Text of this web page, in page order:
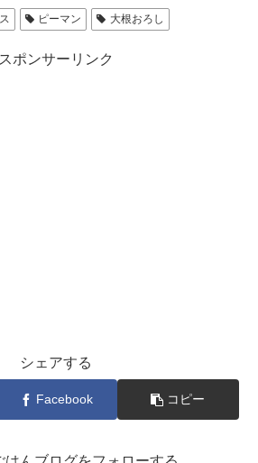
ピーマン 大根おろし
スポンサーリンク
シェアする
Facebook コピー